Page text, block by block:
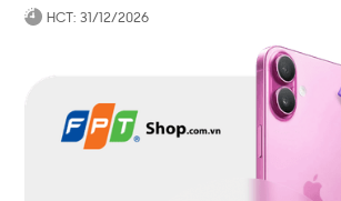
HCT: 31/12/2026